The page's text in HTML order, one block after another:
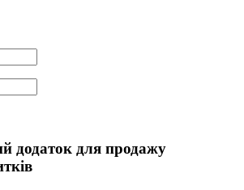
додаток для продажу